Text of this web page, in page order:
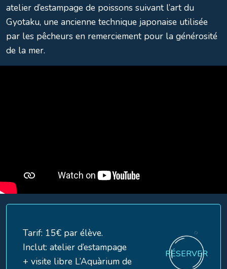
atelier d’estampage de poissons suivant l’art du
Gyotaku, une ancienne technique japonaise utilisée
par les pêcheurs en remerciement pour la générosité
de la mer.
RÉSERVER
Tarif: 15€ par élève.
Inclut: atelier d’estampage
+ visite libre L’Aquàrium de